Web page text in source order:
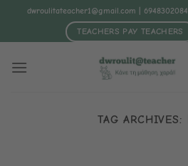
Μετάβαση
περιεχόμενο
dwroulitateacher1@gmail.com | 6948302084
TEACHERS PAY TEACHERS
TAG ARCHIVES: